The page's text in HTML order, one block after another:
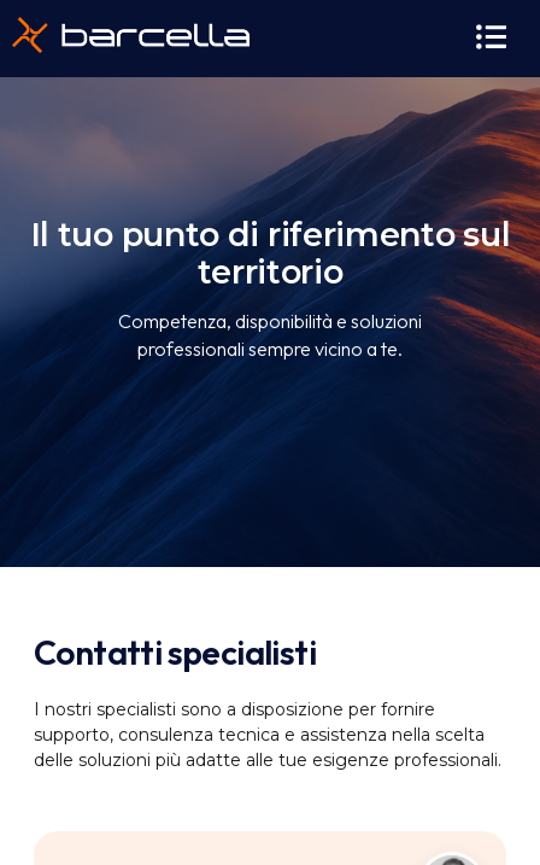
contenuto
Il tuo punto di riferimento sul
territorio
Competenza, disponibilità e soluzioni
professionali sempre vicino a te.
Contatti specialisti
I nostri specialisti sono a disposizione per fornire
supporto, consulenza tecnica e assistenza nella scelta
delle soluzioni più adatte alle tue esigenze professionali.